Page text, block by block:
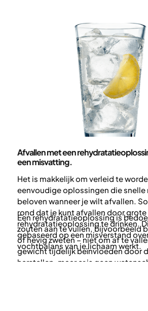
met een lage GI zorgen voor een
gelijkmatigere stijging van de
voedingsmiddelen met een hoge
sneller laten stijgen. In dit artikel
GI werkt, wat het onderzoek laat
voor- en nadelen zijn.
Afvallen met een
een misvatting.
Het is makkelijk om verleid te
eenvoudige oplossingen die snelle
beloven wanneer je wilt afvallen.
rond dat je kunt afvallen door
rehydratatieoplossing te drinken.
gebaseerd op een misverstand
vochtbalans van je lichaam werkt.
Een rehydratatieoplossing is
zouten aan te vullen, bijvoorbeeld
of hevig zweten – niet om af te
gewicht tijdelijk beïnvloeden door
herstellen, maar er is geen